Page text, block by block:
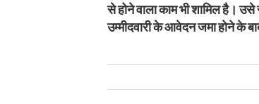
से होने वाला काम भी शामिल है।
उम्मीदवारी के आवेदन जमा होने के